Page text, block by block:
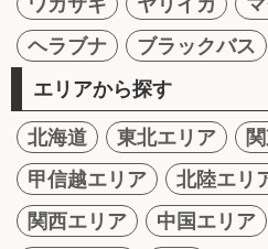
ヘラブナ
ブラックバス
エリアから探す
北海道 東北エリア
甲信越エリア
北陸エリ
関西エリア
中国エリア